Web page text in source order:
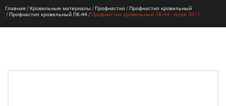
Главная Кровельные материалы Профнастил
Профнастил кровельный
Профнастил кровельный ПК-44
Профнастил кровельный ПК-44 - mrрe 3011